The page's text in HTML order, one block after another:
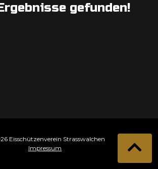
gefunden!
Eisschützenverein Strasswalchen
Impressum